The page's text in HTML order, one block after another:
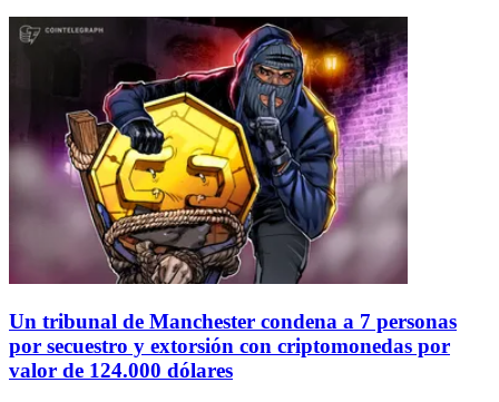
Un tribunal de Manchester condena a 7 personas
por secuestro y extorsión con criptomonedas por
valor de 124.000 dólares